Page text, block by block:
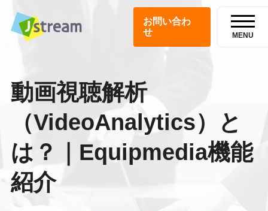
お問い合わ
せ
MENU
動画視聴解析
（VideoAnalytics）と
は？｜Equipmedia機能
紹介